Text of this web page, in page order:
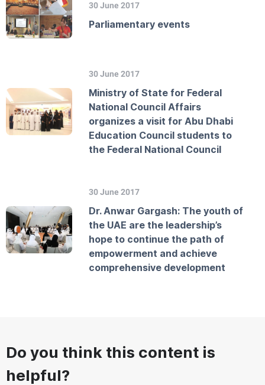
30 June 2017
Parliamentary events
30 June 2017
Ministry of State for Federal
National Council Affairs
organizes a visit for Abu Dhabi
Education Council students to
the Federal National Council
30 June 2017
Dr. Anwar Gargash: The youth of
the UAE are the leadership’s
hope to continue the path of
empowerment and achieve
comprehensive development
Do you think this content is
helpful?